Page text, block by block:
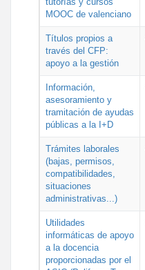
MOOC de valenciano
Títulos propios a
través del CFP:
apoyo a la gestión
Información,
asesoramiento y
tramitación de ayudas
públicas a la I+D
Trámites laborales
(bajas, permisos,
compatibilidades,
situaciones
administrativas...)
Utilidades
informáticas de apoyo
a la docencia
proporcionadas por el